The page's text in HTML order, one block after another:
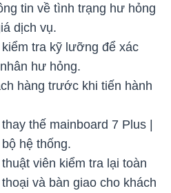
tin về tình trạng hư hỏng
dịch vụ.
tra kỹ lưỡng để xác
hư hỏng.
hàng trước khi tiến hành
thế mainboard 7 Plus |
hệ thống.
viên kiểm tra lại toàn
và bàn giao cho khách